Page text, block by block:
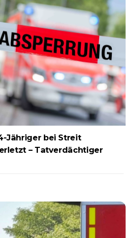
Jähriger bei Streit
– Tatverdächtiger